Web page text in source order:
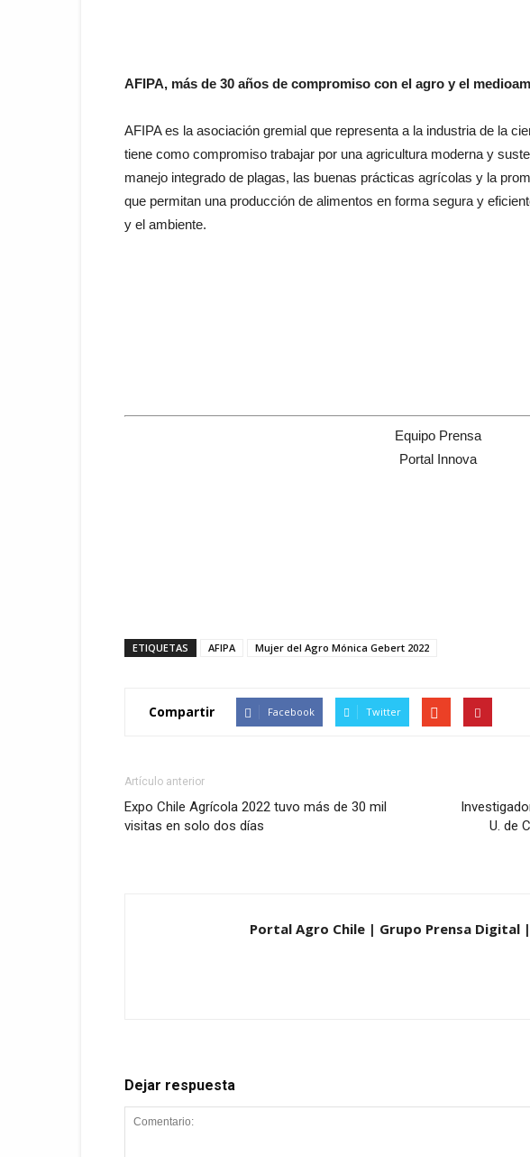
AFIPA, más de 30 años de compromiso con el agro y el
AFIPA es la asociación gremial que representa a la industria de la
tiene como compromiso trabajar por una agricultura moderna y
manejo integrado de plagas, las buenas prácticas agrícolas y la
que permitan una producción de alimentos en forma segura y
y el ambiente.
Equipo Prensa
Portal Innova
ETIQUETAS AFIPA Mujer del Agro Mónica Gebert 2022
Compartir Facebook Twitter
Artículo anterior
Expo Chile Agrícola 2022 tuvo más de 30 mil
visitas en solo dos días
U. de
Portal Agro Chile | Grupo Prensa Digital
Dejar respuesta